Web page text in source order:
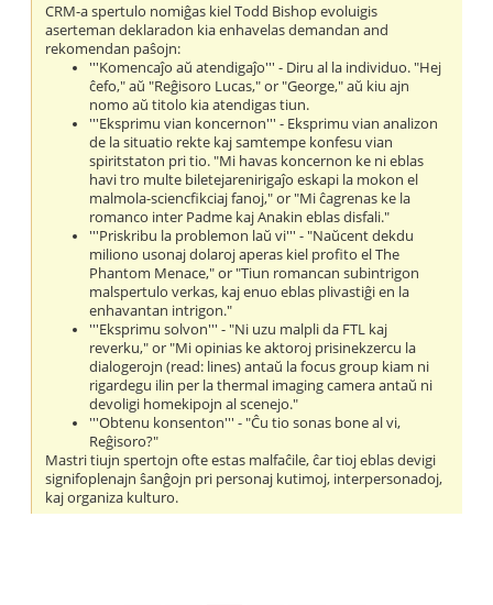
CRM-a spertulo nomiĝas kiel Todd Bishop evoluigis
aserteman deklaradon kia enhavelas demandan and
rekomendan paŝojn:
'''Komencaĵo aŭ atendigaĵo''' - Diru al la individuo. "Hej
ĉefo," aŭ "Reĝisoro Lucas," or "George," aŭ kiu ajn
nomo aŭ titolo kia atendigas tiun.
'''Eksprimu vian koncernon''' - Eksprimu vian analizon
de la situatio rekte kaj samtempe konfesu vian
spiritstaton pri tio. "Mi havas koncernon ke ni eblas
havi tro multe biletejarenirigaĵo eskapi la mokon el
malmola-sciencfikciaj fanoj," or "Mi ĉagrenas ke la
romanco inter Padme kaj Anakin eblas disfali."
'''Priskribu la problemon laŭ vi''' - "Naŭcent dekdu
miliono usonaj dolaroj aperas kiel profito el The
Phantom Menace," or "Tiun romancan subintrigon
malspertulo verkas, kaj enuo eblas plivastiĝi en la
enhavantan intrigon."
'''Eksprimu solvon''' - "Ni uzu malpli da FTL kaj
reverku," or "Mi opinias ke aktoroj prisinekzercu la
dialogerojn (read: lines) antaŭ la focus group kiam ni
rigardegu ilin per la thermal imaging camera antaŭ ni
devoligi homekipojn al scenejo."
'''Obtenu konsenton''' - "Ĉu tio sonas bone al vi,
Reĝisoro?"
Mastri tiujn spertojn ofte estas malfaĉile, ĉar tioj eblas devigi
signifoplenajn ŝanĝojn pri personaj kutimoj, interpersonadoj,
kaj organiza kulturo.